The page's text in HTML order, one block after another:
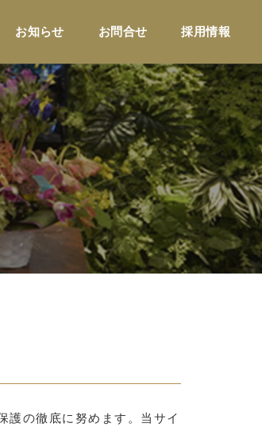
お知らせ お問合せ 採用情報
護の徹底に努めます。当サイ